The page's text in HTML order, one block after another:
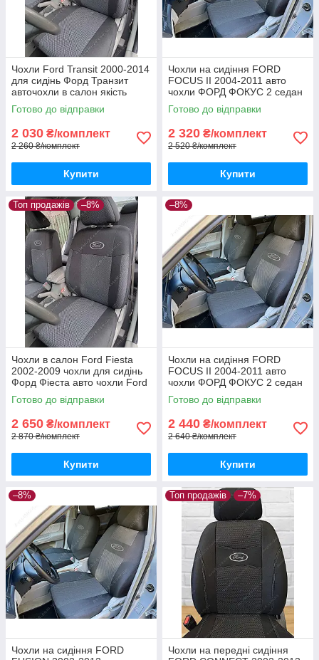
Чохли Ford Transit 2000-2014
для сидінь Форд Транзит
авточохли в салон якість
Готово до відправки
2 030 ₴/комплект
2 260 ₴/комплект
Купити
Чохли на сидіння FORD
FOCUS II 2004-2011 авто
чохли ФОРД ФОКУС 2 седан
хетчбек універсал
Готово до відправки
2 320 ₴/комплект
2 520 ₴/комплект
Купити
Топ продажів –8%
Чохли в салон Ford Fiesta
2002-2009 чохли для сидінь
Форд Фіеста авто чохли Ford
Fiesta
Готово до відправки
2 650 ₴/комплект
2 870 ₴/комплект
Купити
–8%
Чохли на сидіння FORD
FOCUS II 2004-2011 авто
чохли ФОРД ФОКУС 2 седан
хетчбек універсал
Готово до відправки
2 440 ₴/комплект
2 640 ₴/комплект
Купити
–8%
Чохли на сидіння FORD
Топ продажів –7%
Чохли на передні сидіння